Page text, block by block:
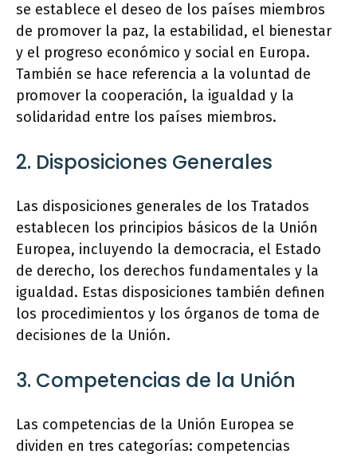
se establece el deseo de los países miembros
de promover la paz, la estabilidad, el bienestar
y el progreso económico y social en Europa.
También se hace referencia a la voluntad de
promover la cooperación, la igualdad y la
solidaridad entre los países miembros.
2. Disposiciones Generales
Las disposiciones generales de los Tratados
establecen los principios básicos de la Unión
Europea, incluyendo la democracia, el Estado
de derecho, los derechos fundamentales y la
igualdad. Estas disposiciones también definen
los procedimientos y los órganos de toma de
decisiones de la Unión.
3. Competencias de la Unión
Las competencias de la Unión Europea se
dividen en tres categorías: competencias